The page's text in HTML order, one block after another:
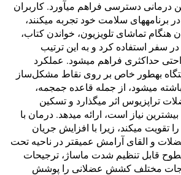
درمانی دسترسی فراهم میآورد. کاربران
برنامههای سلامت خود تجربه میکنند،
هنگام تماشای تلویزیون، خواندن کتاب،
سفر استفاده کرد و به این ترتیب
حداکثری فراهم میشود. عملکرد
بهطور خاص بر روی نقاط مشکل‌ساز
میشود، از جمله قاعده جمجمه،
تراپزیوس اثر میگذارد و تسکین
نیاز است، ارائه میدهد. درمان با
تقویت میکند، زیرا با افزایش جریان
و القای آرامش عمیقتر در ناحیه تحت
قابل تنظیم شدت ماساژ، ترجیحات
مختلف کشش عضلانی را پوشش